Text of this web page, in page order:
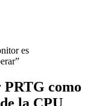
es
PRTG como
la CPU